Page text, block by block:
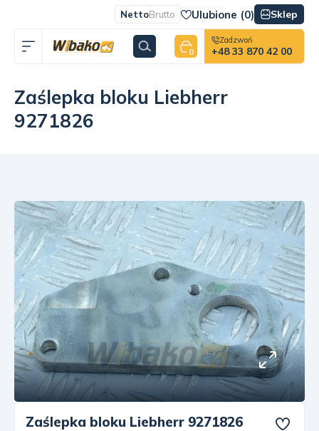
NettoBrutto Ulubione (0) Sklep
0
Zadzwoń
+48 33 870 42 00
Zaślepka bloku Liebherr
9271826
Zaślepka bloku Liebherr 9271826